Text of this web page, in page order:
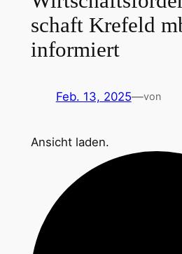
schaft Krefeld
informiert
Feb. 13, 2025—von
Ansicht laden.